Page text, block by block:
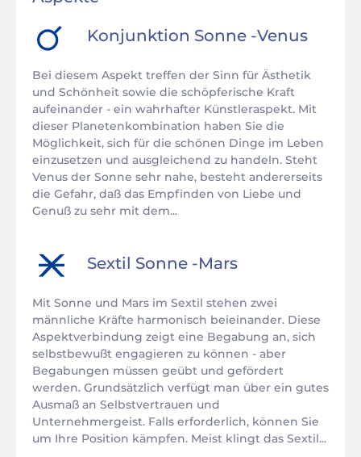
Konjunktion Sonne -Venus
Bei diesem Aspekt treffen der Sinn für Ästhetik
und Schönheit sowie die schöpferische Kraft
aufeinander - ein wahrhafter Künstleraspekt. Mit
dieser Planetenkombination haben Sie die
Möglichkeit, sich für die schönen Dinge im Leben
einzusetzen und ausgleichend zu handeln. Steht
Venus der Sonne sehr nahe, besteht andererseits
die Gefahr, daß das Empfinden von Liebe und
Genuß zu sehr mit dem...
Sextil Sonne -Mars
Mit Sonne und Mars im Sextil stehen zwei
männliche Kräfte harmonisch beieinander. Diese
Aspektverbindung zeigt eine Begabung an, sich
selbstbewußt engagieren zu können - aber
Begabungen müssen geübt und gefördert
werden. Grundsätzlich verfügt man über ein gutes
Ausmaß an Selbstvertrauen und
Unternehmergeist. Falls erforderlich, können Sie
um Ihre Position kämpfen. Meist klingt das Sextil...